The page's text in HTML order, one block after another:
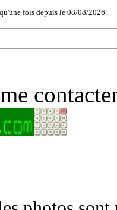
fois depuis le 08/08/2026.